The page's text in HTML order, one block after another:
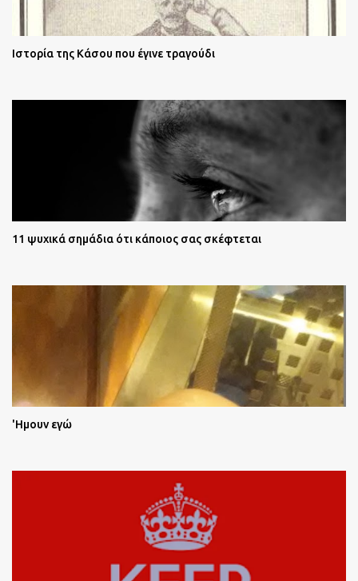
Ιστορία της Κάσου που έγινε τραγούδι
11 ψυχικά σημάδια ότι κάποιος σας σκέφτεται
'Ημουν εγώ